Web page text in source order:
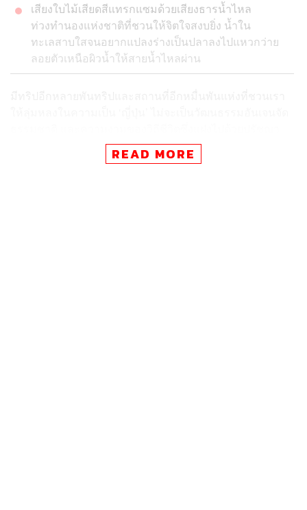
เสียงใบไม้เสียดสีแทรกแซมด้วยเสียงธารน้ำไหล
ท่วงทำนองแห่งชาติที่ชวนให้จิตใจสงบยิ่ง น้ำใน
ทะเลสาบใสจนอยากแปลงร่างเป็นปลาลงไปแหวกว่าย
ลอยตัวเหนือผิวน้ำให้สายน้ำไหลผ่าน
คามิโคจิ (Kamikochi) คือหนึ่งในสถานที่ดังกล่าวบนที่ราบสูง
เหนือระดับน้ำทะเล 1,500 เมตร รายล้อมทิวทัศน์ของขุนเขา
READ MORE